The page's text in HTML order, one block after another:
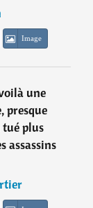
Image
une
presque
plus
assassins